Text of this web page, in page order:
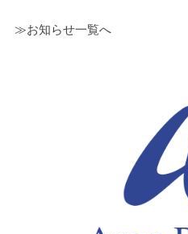
≫お知らせ一覧へ